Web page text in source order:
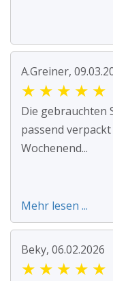
A.Greiner,
★ ★ ★ ★ ★
Die gebrauchten
passend
Wochenend...
Mehr lesen ...
Beky, 06.02.2026
★ ★ ★ ★ ★